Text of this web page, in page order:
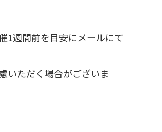
1週間前を目安にメールにて
いただく場合がございま